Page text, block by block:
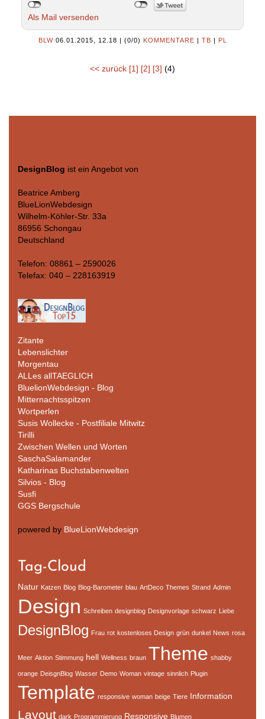
Als Mail versenden
BLW 06.01.2015, 12.18 | (0/0) KOMMENTARE | TB | PL
<< zurück [1] [2] [3] (4)
DesignBlog ist ein Angebot von
Beatrice Amberg
BlueLionWebdesign
Wilhelm-Köhler-Str. 33a
86956 Schongau
Deutschland
Telefon: 08861 – 2590026
Telefax: 040 – 228163919
Zitante
Lebenslichter
Morgentau
ALLes allTAEGLICH
BluelionWebdesign - Blog
Mitternachtsspitzen
Wortperlen
Susis Wollecke - Postfiliale Mitwitz
Tirilli
Zwischen Wellen und Worten
SaschaSalamander
Katharinas Buchstabenwelten
Silvios - Blog
Susfi
GGS Bergschule
powered by BlueLionWebdesign
Tag-Cloud
Natur Katzen Blog Blog-Barometer blau ArtDeco Themes Strand Admin
Design Schreiben designblog Designvorlage schwarz Liebe
DesignBlog Frau rot kostenloses Design grün dunkel News rosa
Meer Aktion Stimmung hell Wellness braun Theme shabby
orange DeisgnBlog Wasser Demo Woman vintage sinnlich Plugin
Template responsive woman beige Tiere Information
Layout dark Programmierung Responsive Blumen